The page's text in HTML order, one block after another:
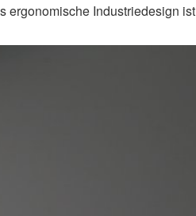
ergonomische Industriedesign ist